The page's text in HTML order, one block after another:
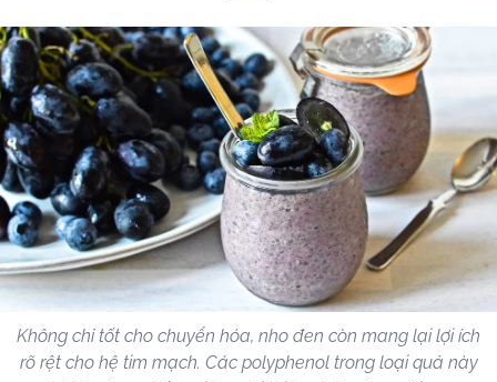
Không chỉ tốt cho chuyển hóa, nho đen còn mang lại lợi ích
rõ rệt cho hệ tim mạch. Các polyphenol trong loại quả này